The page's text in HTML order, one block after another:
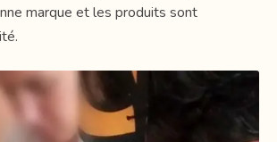
marque et les produits sont